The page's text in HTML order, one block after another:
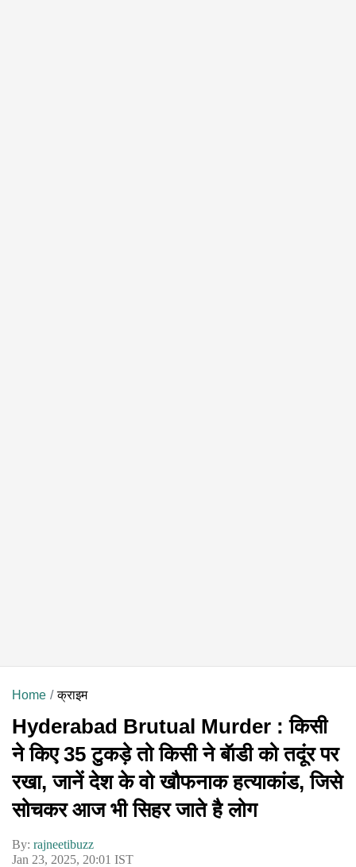
Home क्राइम
Hyderabad Brutual Murder : किसी
ने किए 35 टुकड़े तो किसी ने बॅाडी को तदूंर पर
रखा, जानें देश के वो खौफनाक हत्याकांड, जिसे
सोचकर आज भी सिहर जाते है लोग
By: rajneetibuzz
Jan 23, 2025, 20:01 IST